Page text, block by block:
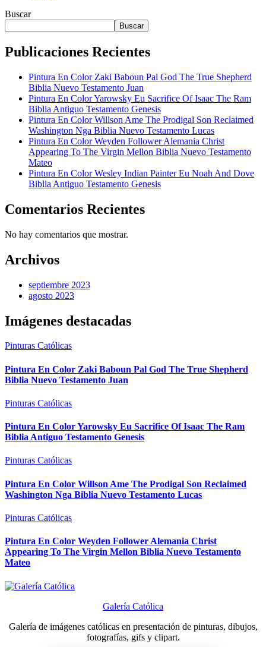
Buscar
Buscar
Publicaciones Recientes
Pintura En Color Zaki Baboun Pal God The True Shepherd
Biblia Nuevo Testamento Juan
Pintura En Color Yarowsky Eu Sacrifice Of Isaac The Ram
Biblia Antiguo Testamento Genesis
Pintura En Color Willson Ame The Prodigal Son Reclaimed
Washington Nga Biblia Nuevo Testamento Lucas
Pintura En Color Weyden Follower Alemania Christ
Appearing To The Virgin Mellon Biblia Nuevo Testamento
Mateo
Pintura En Color Wesley Indian Painter Eu Noah And Dove
Biblia Antiguo Testamento Genesis
Comentarios Recientes
No hay comentarios que mostrar.
Archivos
septiembre 2023
agosto 2023
Imágenes destacadas
Pinturas Católicas
Pintura En Color Zaki Baboun Pal God The True Shepherd
Biblia Nuevo Testamento Juan
Pinturas Católicas
Pintura En Color Yarowsky Eu Sacrifice Of Isaac The Ram
Biblia Antiguo Testamento Genesis
Pinturas Católicas
Pintura En Color Willson Ame The Prodigal Son Reclaimed
Washington Nga Biblia Nuevo Testamento Lucas
Pinturas Católicas
Pintura En Color Weyden Follower Alemania Christ
Appearing To The Virgin Mellon Biblia Nuevo Testamento
Mateo
Galería Católica
Galería de imágenes católicas en presentación de pinturas, dibujos,
fotografías, gifs y clipart.